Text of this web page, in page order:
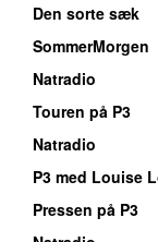
Den sorte sæk
SommerMorgen
Natradio
Touren på P3
Natradio
P3 med Louise
Pressen på P3